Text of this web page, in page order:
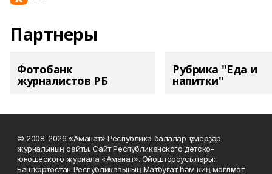
Партнеры
Фотобанк
журналистов РБ
Рубрика "Еда и
напитки"
© 2008-2026 «Аманат» Республика балалар-үҫмерҙәр
журналының сайты. Сайт Республиканского детско-
юношеского журнала «Аманат». Ойоштороусылары:
Башҡортостан Республикаһының Матбуғат һәм киң мәғлүмәт